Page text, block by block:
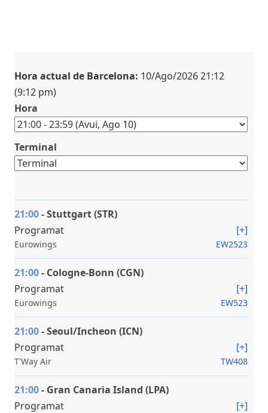
Hora actual de Barcelona: 10/Ago/2026 21:12
(9:12 pm)
Hora
Terminal
21:00- Stuttgart (STR)
Programat
[+]
Eurowings EW2523
21:00- Cologne-Bonn (CGN)
Programat
[+]
Eurowings EW523
21:00- Seoul/Incheon (ICN)
Programat
[+]
T'Way Air TW408
21:00- Gran Canaria Island (LPA)
Programat
[+]